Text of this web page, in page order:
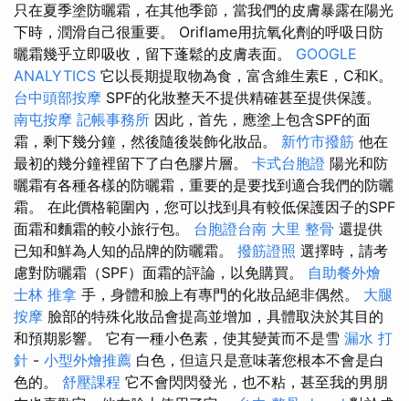
只在夏季塗防曬霜，在其他季節，當我們的皮膚暴露在陽光
下時，潤滑自己很重要。 Oriflame用抗氧化劑的呼吸日防
曬霜幾乎立即吸收，留下蓬鬆的皮膚表面。 GOOGLE
ANALYTICS 它以長期提取物為食，富含維生素E，C和K。
台中頭部按摩 SPF的化妝整天不提供精確甚至提供保護。
南屯按摩 記帳事務所 因此，首先，應塗上包含SPF的面
霜，剩下幾分鐘，然後隨後裝飾化妝品。 新竹市撥筋 他在
最初的幾分鐘裡留下了白色膠片層。 卡式台胞證 陽光和防
曬霜有各種各樣的防曬霜，重要的是要找到適合我們的防曬
霜。 在此價格範圍內，您可以找到具有較低保護因子的SPF
面霜和麵霜的較小旅行包。 台胞證台南 大里 整骨 還提供
已知和鮮為人知的品牌的防曬霜。 撥筋證照 選擇時，請考
慮對防曬霜（SPF）面霜的評論，以免購買。 自助餐外燴
士林 推拿 手，身體和臉上有專門的化妝品絕非偶然。 大腿
按摩 臉部的特殊化妝品會提高並增加，具體取決於其目的
和預期影響。 它有一種小色素，使其變黃而不是雪 漏水 打
針 - 小型外燴推薦 白色，但這只是意味著您根本不會是白
色的。 舒壓課程 它不會閃閃發光，也不粘，甚至我的男朋